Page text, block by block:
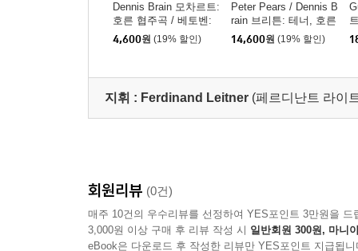
Dennis Brain 모차르트:
호른 협주곡 / 베토벤:
호른 소나타 (Mozart: H
orn Concerto K.417 / B
Op.17)
4,600원 (19% 할인)
Peter Pears / Dennis B
rain 브리튼: 테너, 호른
그리고 현을 위한 세레
나데, 프랑크 브리지 변
14,600원 (19% 할인)
지휘 : Ferdinand Leitner (페르디난트 라이
회원리뷰 (0건)
매주 10건의 우수리뷰를 선정하여 YES포인트 3만원을 드
3,000원 이상 구매 후 리뷰 작성 시 일반회원 300원, 마니
eBook은 다운로드 후 작성한 리뷰만 YES포인트 지급됩니